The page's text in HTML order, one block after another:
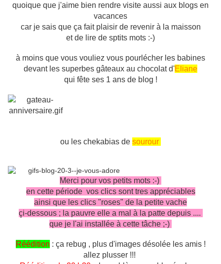
quoique que j'aime bien rendre visite aussi aux blogs en
vacances
car je sais que ça fait plaisir de revenir à la maisson
et de lire de sptits mots :-)
à moins que vous vouliez vous pourlécher les babines
devant les superbes gâteaux au chocolat d'Eliane
qui fête ses 1 ans de blog !
ou les chekabias de sourour
Merci pour vos petits mots :-)
en cette période vos clics sont tres appréciables
ainsi que les clics "roses" de la petite vache
çi-dessous ; la pauvre elle a mal à la patte depuis ....
que je l'ai installée à cette tâche ;-)
Réédition : ça rebug , plus d'images désolée les amis !
allez plusser !!!